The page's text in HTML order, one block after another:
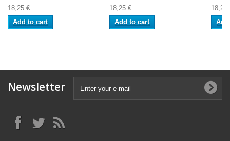
18,25 €
Add to cart
18,25 €
Add to cart
18,25
Newsletter